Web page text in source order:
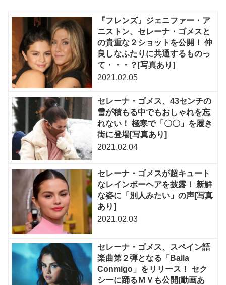
『フレンズ』ジェニファー・ア
ニストン、セレーナ・ゴメスと
の貴重な２ショットを公開！ 仲
良しなふたりに共通するものっ
て・・・？[写真あり]
2021.02.05
セレーナ・ゴメス、43センチの
雪が積もる中でもおしゃれを忘
れない！ 極寒で「〇〇」を履き
街に登場[写真あり]
2021.02.04
セレーナ・ゴメスが超キュート
なレインボーヘアを披露！ 新鮮
な姿に「別人みたい」の声[写真
あり]
2021.02.03
セレーナ・ゴメス、スペイン語
楽曲第２弾となる「Baila
Conmigo」をリリース！ セク
シーに踊るＭＶも公開[動画あ